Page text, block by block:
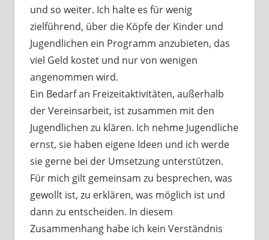
und so weiter. Ich halte es für wenig
zielführend, über die Köpfe der Kinder und
Jugendlichen ein Programm anzubieten, das
viel Geld kostet und nur von wenigen
angenommen wird.
Ein Bedarf an Freizeitaktivitäten, außerhalb
der Vereinsarbeit, ist zusammen mit den
Jugendlichen zu klären. Ich nehme Jugendliche
ernst, sie haben eigene Ideen und ich werde
sie gerne bei der Umsetzung unterstützen.
Für mich gilt gemeinsam zu besprechen, was
gewollt ist, zu erklären, was möglich ist und
dann zu entscheiden. In diesem
Zusammenhang habe ich kein Verständnis